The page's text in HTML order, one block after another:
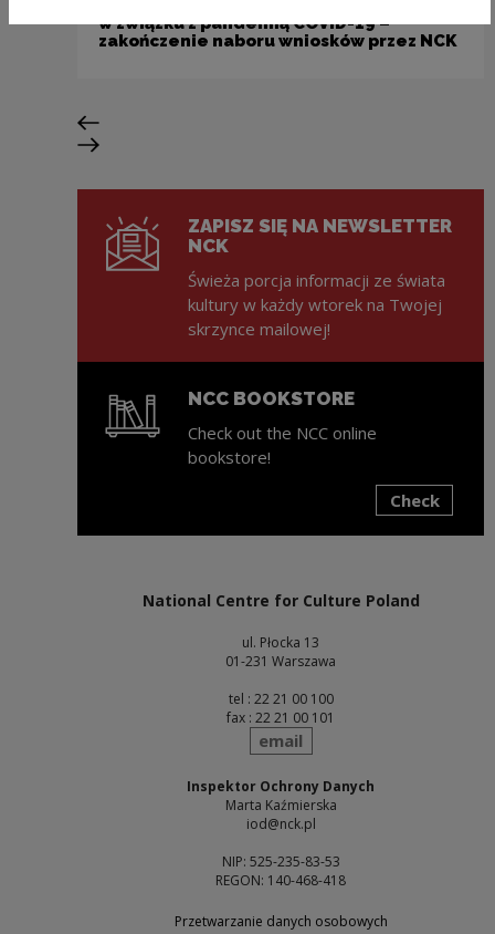
w związku z pandemią COVID-19 –
zakończenie naboru wniosków przez NCK
Previous slide
Next slide
ZAPISZ SIĘ NA NEWSLETTER
NCK
Świeża porcja informacji ze świata
kultury w każdy wtorek na Twojej
skrzynce mailowej!
NCC BOOKSTORE
Check out the NCC online
bookstore!
Check
National Centre for Culture Poland
ul. Płocka 13
01-231 Warszawa
tel : 22 21 00 100
fax : 22 21 00 101
send
email
Inspektor Ochrony Danych
Marta Kaźmierska
iod@nck.pl
NIP: 525-235-83-53
REGON: 140-468-418
Przetwarzanie danych osobowych